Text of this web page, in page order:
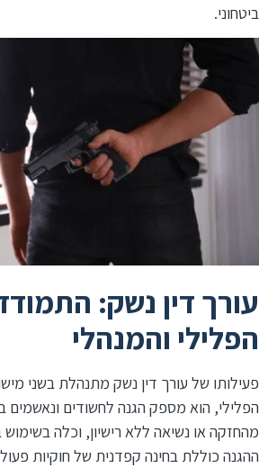
ביטחוני.
עורך דין נשק:
הפלילי והמנהלי
פעילותו של עורך דין נשק מתנהלת בשני
הפלילי, הוא מספק הגנה לחשודים ונאשמים
מהחזקה או נשיאה ללא רישיון, וכלה
ההגנה כוללת בחינה קפדנית של חוקיות